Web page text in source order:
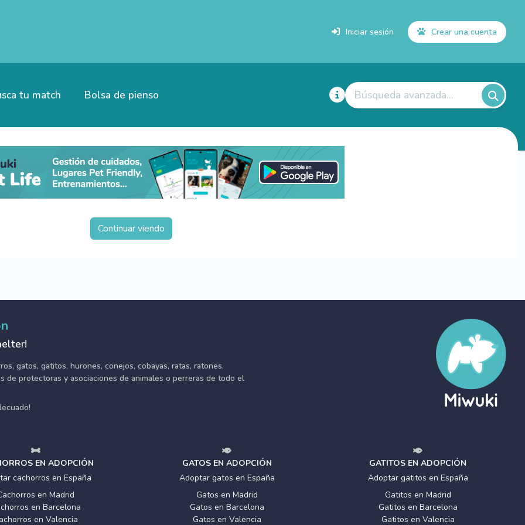
Iniciar sesión Crear una cuenta
tu match Bolsa de pienso Búsqueda avanzada...
Continuar viendo
gatos, gatitos, hurones, conejos, cobayas, ratas, ratones,
de protectoras y asociaciones de animales o perreras de todo el
EN ADOPCIÓN
cachorros en España
en Madrid
en Barcelona
en Valencia
GATOS EN ADOPCIÓN
Adoptar gatos en España
Gatos en Madrid
Gatos en Barcelona
Gatos en Valencia
GATITOS EN ADOPCIÓN
Adoptar gatitos en España
Gatitos en Madrid
Gatitos en Barcelona
Gatitos en Valencia